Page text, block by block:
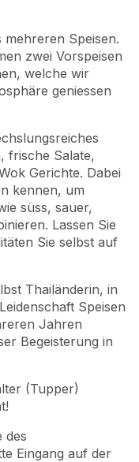
mehreren Speisen.
zwei Vorspeisen
welche wir
geniessen
frische Salate,
Gerichte. Dabei
kennen, um
süss, sauer,
Lassen Sie
Sie selbst auf
Thailänderin, in
Speisen
Jahren
Begeisterung in
(Tupper)
des
Eingang auf der